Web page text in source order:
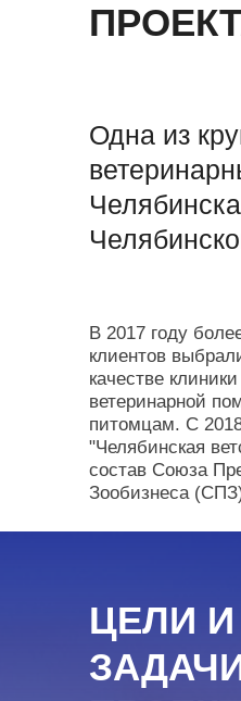
Одна из
В 2017 году
клиентов
качестве
ветеринарной
питомцам. С
"Челябинская
состав Союза
Зообизнеса
ЦЕЛИ И